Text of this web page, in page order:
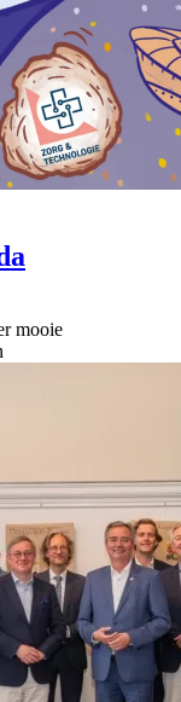
mooie